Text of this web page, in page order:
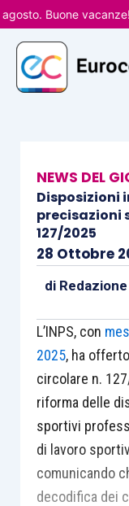
Vai
al
contenuto
Buone vacanze!
NEWS DEL
Disposizioni
precisazioni
127/2025
28 Ottobre
di Redazione
L’INPS, con
2025, ha
circolare n.
riforma delle
sportivi
di lavoro
comunicando
decodifica dei